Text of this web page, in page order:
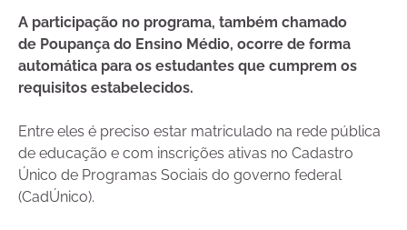
A participação no programa, também chamado
de Poupança do Ensino Médio, ocorre de forma
automática para os estudantes que cumprem os
requisitos estabelecidos.
Entre eles é preciso estar matriculado na rede pública
de educação e com inscrições ativas no Cadastro
Único de Programas Sociais do governo federal
(CadÚnico).